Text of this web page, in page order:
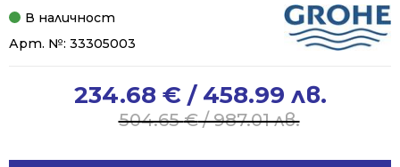
В наличност
Арт. №: 33305003
504.65€/ 987.01 лв.
504.65 €
234.68 € / 458.99 лв.
234.68 €